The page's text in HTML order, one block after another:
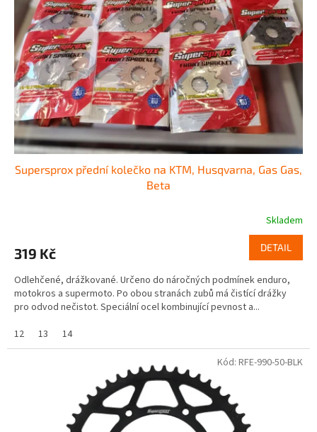
Supersprox přední kolečko na KTM, Husqvarna, Gas Gas,
Beta
Skladem
319 Kč DETAIL
Odlehčené, drážkované. Určeno do náročných podmínek enduro,
motokros a supermoto. Po obou stranách zubů má čistící drážky
pro odvod nečistot. Speciální ocel kombinující pevnost a...
12
13 14
Kód: RFE-990-50-BLK